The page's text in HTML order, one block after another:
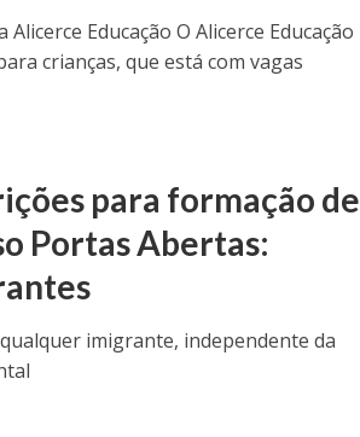
Educação O Alicerce Educação
crianças, que está com vagas
para formação de
Portas Abertas:
imigrante, independente da